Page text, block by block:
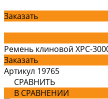
Заказать
Ремень клиновой XPС-
Заказать
Артикул 19765
СРАВНИТЬ
В СРАВНЕНИИ